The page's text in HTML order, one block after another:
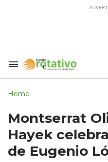
Search
Home
Montserrat
Hayek
de Eugenio